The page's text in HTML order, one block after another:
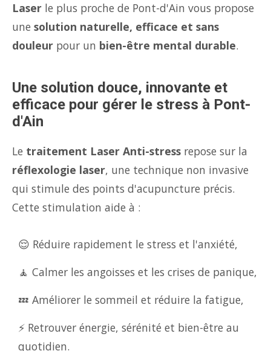
Laser le plus proche de Pont-d'Ain vous propose
une solution naturelle, efficace et sans
douleur pour un bien-être mental durable.
Une solution douce, innovante et
efficace pour gérer le stress à Pont-
d'Ain
Le traitement Laser Anti-stress repose sur la
réflexologie laser, une technique non invasive
qui stimule des points d'acupuncture précis.
Cette stimulation aide à :
😌 Réduire rapidement le stress et l'anxiété,
🧘 Calmer les angoisses et les crises de panique,
💤 Améliorer le sommeil et réduire la fatigue,
⚡ Retrouver énergie, sérénité et bien-être au
quotidien.